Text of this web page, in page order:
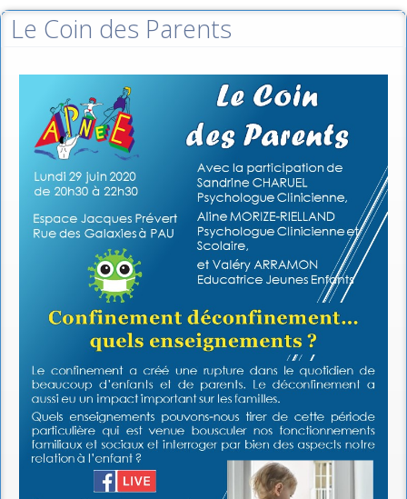
Le Coin des Parents